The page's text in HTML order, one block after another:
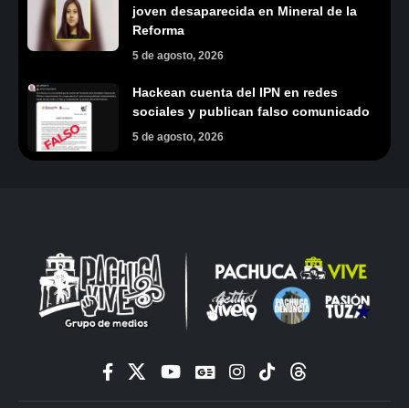
joven desaparecida en Mineral de la
Reforma
5 de agosto, 2026
Hackean cuenta del IPN en redes
sociales y publican falso comunicado
5 de agosto, 2026